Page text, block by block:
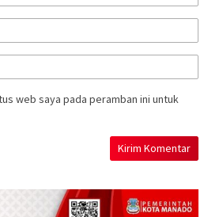
web saya pada peramban ini untuk